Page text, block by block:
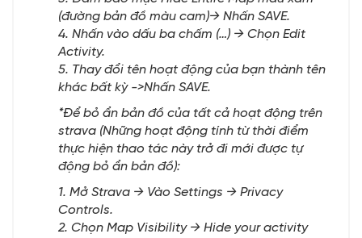
(đường bản đồ màu cam)→ Nhấn SAVE.
4. Nhấn vào dấu ba chấm (…) → Chọn Edit
Activity.
5. Thay đổi tên hoạt động của bạn thành tên
khác bất kỳ ->Nhấn SAVE.
*Để bỏ ẩn bản đồ của tất cả hoạt động trên
strava (Những hoạt động tính từ thời điểm
thực hiện thao tác này trở đi mới được tự
động bỏ ẩn bản đồ):
1. Mở Strava → Vào Settings → Privacy
Controls.
2. Chọn Map Visibility → Hide your activity